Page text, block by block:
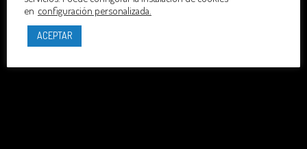
en configuración personalizada.
ACEPTAR